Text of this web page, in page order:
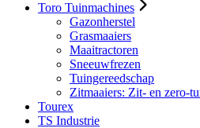
Toro Tuinmachines
Gazonherstel
Grasmaaiers
Maaitractoren
Sneeuwfrezen
Tuingereedschap
Zitmaaiers: Zit- en zero-
Tourex
TS Industrie